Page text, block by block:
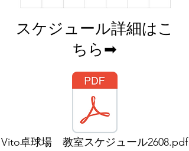
​スケジュール詳細はこ
ちら➡
Vito卓球場 教室スケジュール2608.pdf